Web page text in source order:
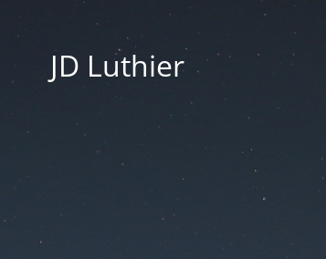
JD Luthier